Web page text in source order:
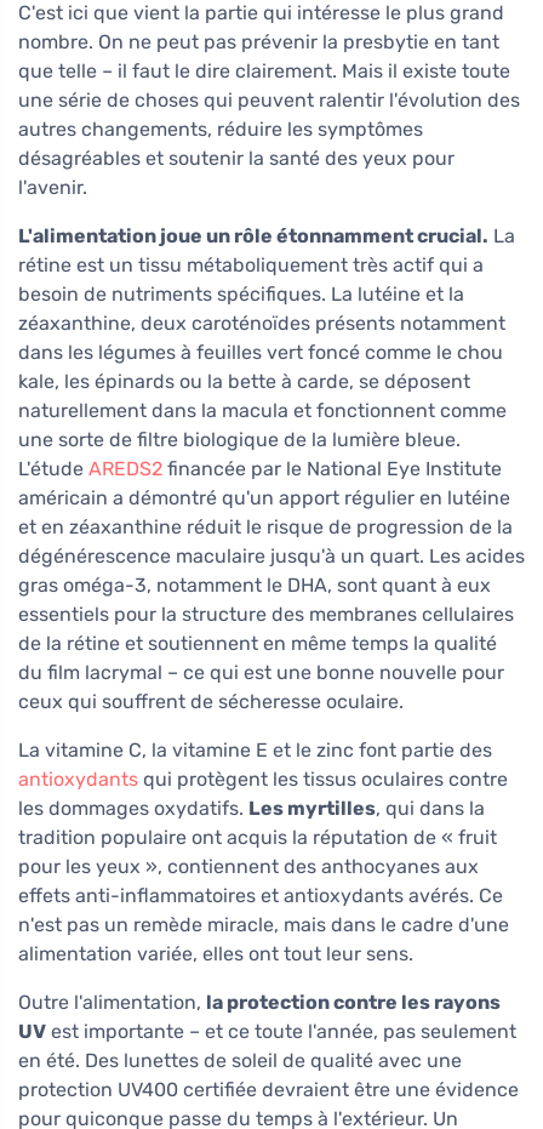
C'est ici que vient la partie qui intéresse le plus grand
nombre. On ne peut pas prévenir la presbytie en tant
que telle – il faut le dire clairement. Mais il existe toute
une série de choses qui peuvent ralentir l'évolution des
autres changements, réduire les symptômes
désagréables et soutenir la santé des yeux pour
l'avenir.
L'alimentation joue un rôle étonnamment crucial. La
rétine est un tissu métaboliquement très actif qui a
besoin de nutriments spécifiques. La lutéine et la
zéaxanthine, deux caroténoïdes présents notamment
dans les légumes à feuilles vert foncé comme le chou
kale, les épinards ou la bette à carde, se déposent
naturellement dans la macula et fonctionnent comme
une sorte de filtre biologique de la lumière bleue.
L'étude AREDS2 financée par le National Eye Institute
américain a démontré qu'un apport régulier en lutéine
et en zéaxanthine réduit le risque de progression de la
dégénérescence maculaire jusqu'à un quart. Les acides
gras oméga-3, notamment le DHA, sont quant à eux
essentiels pour la structure des membranes cellulaires
de la rétine et soutiennent en même temps la qualité
du film lacrymal – ce qui est une bonne nouvelle pour
ceux qui souffrent de sécheresse oculaire.
La vitamine C, la vitamine E et le zinc font partie des
antioxydants qui protègent les tissus oculaires contre
les dommages oxydatifs. Les myrtilles, qui dans la
tradition populaire ont acquis la réputation de « fruit
pour les yeux », contiennent des anthocyanes aux
effets anti-inflammatoires et antioxydants avérés. Ce
n'est pas un remède miracle, mais dans le cadre d'une
alimentation variée, elles ont tout leur sens.
Outre l'alimentation, la protection contre les rayons
UV est importante – et ce toute l'année, pas seulement
en été. Des lunettes de soleil de qualité avec une
protection UV400 certifiée devraient être une évidence
pour quiconque passe du temps à l'extérieur. Un